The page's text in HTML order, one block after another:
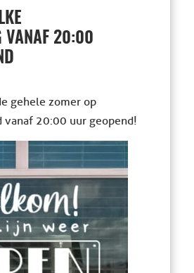
VANAF 20:00
gehele zomer op
vanaf 20:00 uur geopend!